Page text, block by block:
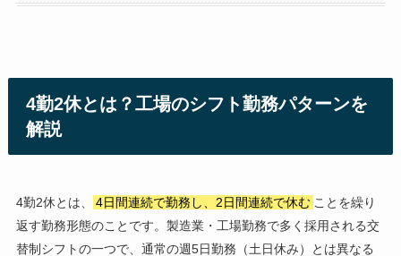
4勤2休とは？工場のシフト勤務パターンを
解説
4勤2休とは、 4日間連続で勤務し、2日間連続で休む ことを繰り
返す勤務形態のことです。製造業・工場勤務で多く採用される交
替制シフトの一つで、通常の週5日勤務（土日休み）とは異なる